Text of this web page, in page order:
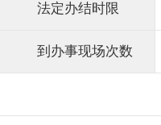
法定办结时限
到办事现场次数